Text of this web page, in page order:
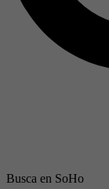
Busca en SoHo